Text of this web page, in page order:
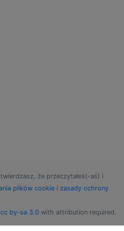
że przeczytałeś(-aś) i
plików cookie i zasady ochrony
cc by-sa 3.0 with attribution required.